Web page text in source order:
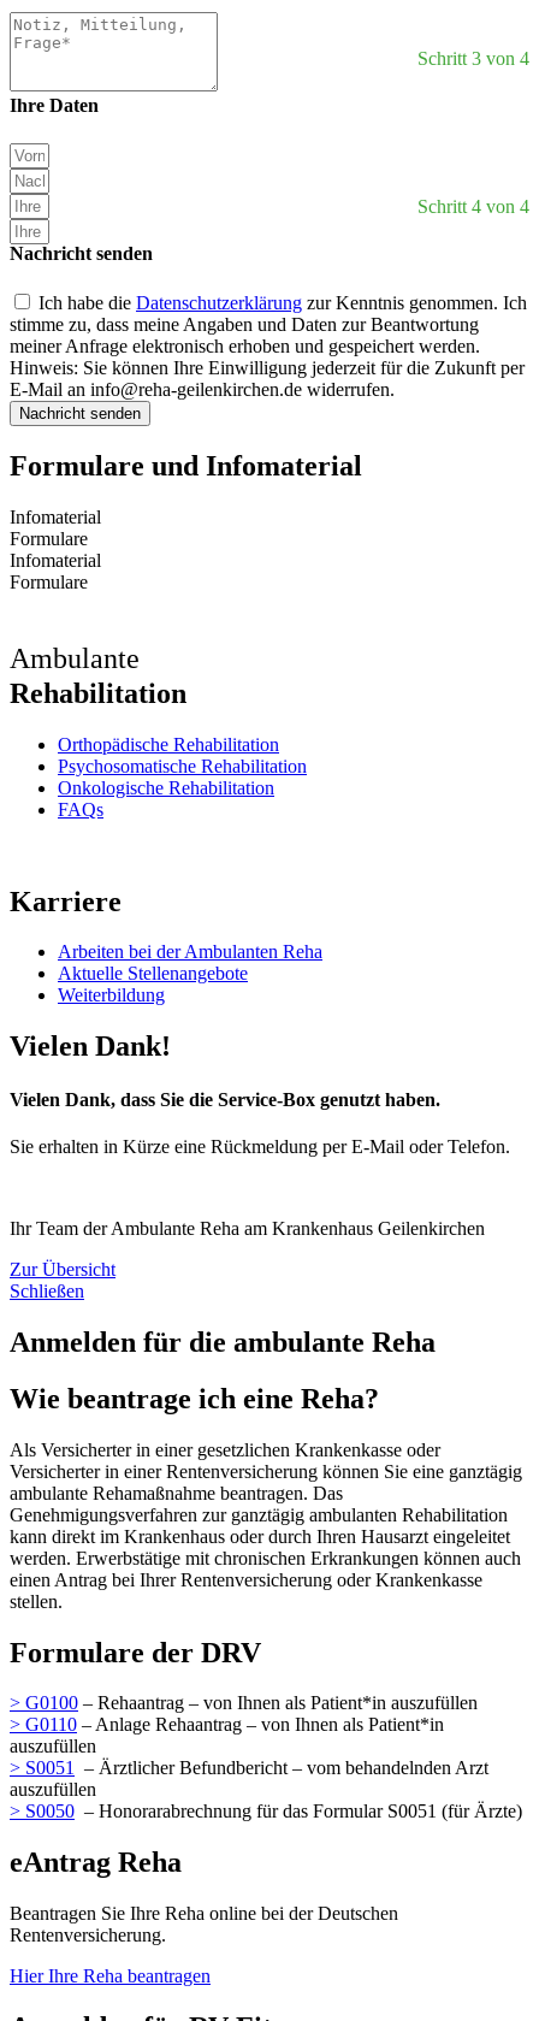
Schritt 3 von 4
Ihre Daten
Schritt 4 von 4
Nachricht senden
Ich habe die Datenschutzerklärung zur Kenntnis genommen. Ich
stimme zu, dass meine Angaben und Daten zur Beantwortung
meiner Anfrage elektronisch erhoben und gespeichert werden.
Hinweis: Sie können Ihre Einwilligung jederzeit für die Zukunft per
E-Mail an info@reha-geilenkirchen.de widerrufen.
Nachricht senden
Formulare und Infomaterial
Infomaterial
Formulare
Infomaterial
Formulare
Ambulante
Rehabilitation
Orthopädische Rehabilitation
Psychosomatische Rehabilitation
Onkologische Rehabilitation
FAQs
Karriere
Arbeiten bei der Ambulanten Reha
Aktuelle Stellenangebote
Weiterbildung
Vielen Dank!
Vielen Dank, dass Sie die Service-Box genutzt haben.
Sie erhalten in Kürze eine Rückmeldung per E-Mail oder Telefon.
Ihr Team der Ambulante Reha am Krankenhaus Geilenkirchen
Zur Übersicht
Schließen
Anmelden für die ambulante Reha
Wie beantrage ich eine Reha?
Als Versicherter in einer gesetzlichen Krankenkasse oder
Versicherter in einer Rentenversicherung können Sie eine ganztägig
ambulante Rehamaßnahme beantragen. Das
Genehmigungsverfahren zur ganztägig ambulanten Rehabilitation
kann direkt im Krankenhaus oder durch Ihren Hausarzt eingeleitet
werden. Erwerbstätige mit chronischen Erkrankungen können auch
einen Antrag bei Ihrer Rentenversicherung oder Krankenkasse
stellen.
Formulare der DRV
> G0100 – Rehaantrag – von Ihnen als Patient*in auszufüllen
> G0110 – Anlage Rehaantrag – von Ihnen als Patient*in
auszufüllen
> S0051 – Ärztlicher Befundbericht – vom behandelnden Arzt
auszufüllen
> S0050 – Honorarabrechnung für das Formular S0051 (für Ärzte)
eAntrag Reha
Beantragen Sie Ihre Reha online bei der Deutschen
Rentenversicherung.
Hier Ihre Reha beantragen